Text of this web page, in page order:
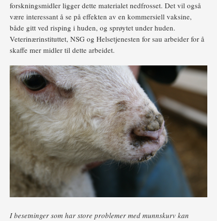
forskningsmidler ligger dette materialet nedfrosset. Det vil også
være interessant å se på effekten av en kommersiell vaksine,
både gitt ved risping i huden, og sprøytet under huden.
Veterinærinstituttet, NSG og Helsetjenesten for sau arbeider for å
skaffe mer midler til dette arbeidet.
I besetninger som har store problemer med munnskurv kan